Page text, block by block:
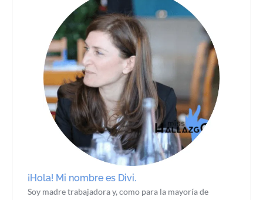
¡Hola! Mi nombre es Divi.
Soy madre trabajadora y, como para la mayoría de